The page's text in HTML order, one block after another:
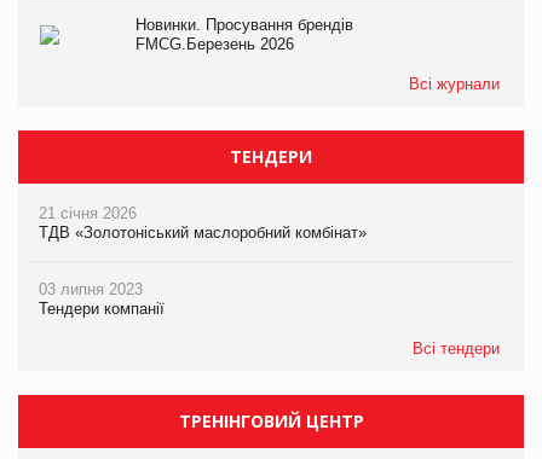
Новинки. Просування брендів
FMCG.Березень 2026
Всі журнали
ТЕНДЕРИ
21 січня 2026
ТДВ «Золотоніський маслоробний комбінат»
03 липня 2023
Тендери компанії
Всі тендери
ТРЕНІНГОВИЙ ЦЕНТР